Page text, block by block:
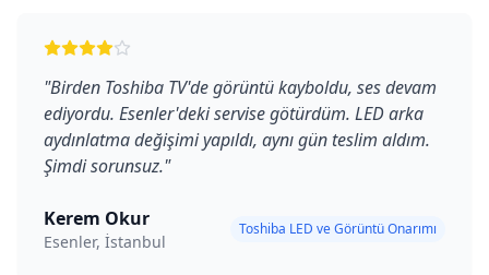
"Birden Toshiba TV'de görüntü kayboldu, ses devam
ediyordu. Esenler'deki servise götürdüm. LED arka
aydınlatma değişimi yapıldı, aynı gün teslim aldım.
Şimdi sorunsuz."
Kerem Okur
Esenler, İstanbul
Toshiba LED ve Görüntü Onarımı